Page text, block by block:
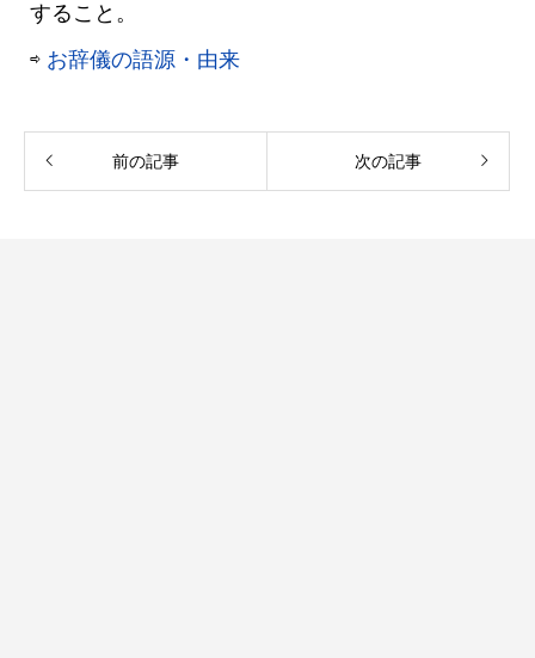
すること。
⇨ お辞儀の語源・由来
前の記事 次の記事